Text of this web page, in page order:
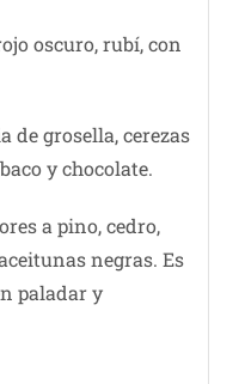
oscuro, rubí, con
de grosella, cerezas
y chocolate.
a pino, cedro,
negras. Es
paladar y